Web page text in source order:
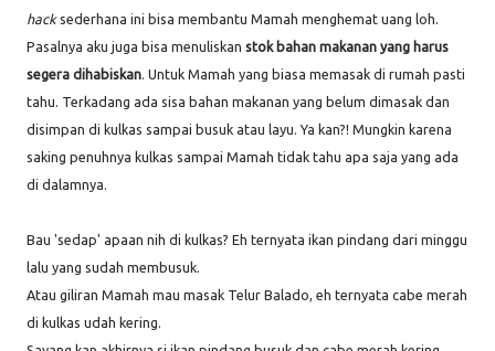
hacksederhana ini bisa membantu Mamah menghemat uang loh.
Pasalnya aku juga bisa menuliskan stok bahan makanan yang harus
segera dihabiskan. Untuk Mamah yang biasa memasak di rumah pasti
tahu. Terkadang ada sisa bahan makanan yang belum dimasak dan
disimpan di kulkas sampai busuk atau layu. Ya kan?! Mungkin karena
saking penuhnya kulkas sampai Mamah tidak tahu apa saja yang ada
di dalamnya.
Bau 'sedap' apaan nih di kulkas? Eh ternyata ikan pindang dari minggu
lalu yang sudah membusuk.
Atau giliran Mamah mau masak Telur Balado, eh ternyata cabe merah
di kulkas udah kering.